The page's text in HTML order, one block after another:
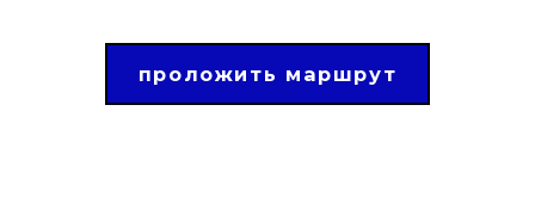
проложить маршрут